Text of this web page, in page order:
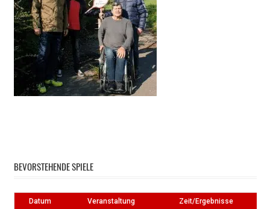
BEVORSTEHENDE SPIELE
Datum Veranstaltung Zeit/Ergebnisse